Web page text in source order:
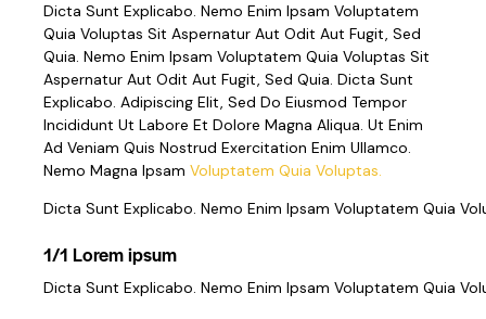
Dicta Sunt Explicabo. Nemo Enim Ipsam Voluptatem
Quia Voluptas Sit Aspernatur Aut Odit Aut Fugit, Sed
Quia. Nemo Enim Ipsam Voluptatem Quia Voluptas Sit
Aspernatur Aut Odit Aut Fugit, Sed Quia. Dicta Sunt
Explicabo. Adipiscing Elit, Sed Do Eiusmod Tempor
Incididunt Ut Labore Et Dolore Magna Aliqua. Ut Enim
Ad Veniam Quis Nostrud Exercitation Enim Ullamco.
Nemo Magna Ipsam Voluptatem Quia Voluptas.
Dicta Sunt Explicabo. Nemo Enim Ipsam Voluptatem Quia
1/1 Lorem ipsum
Dicta Sunt Explicabo. Nemo Enim Ipsam Voluptatem Quia